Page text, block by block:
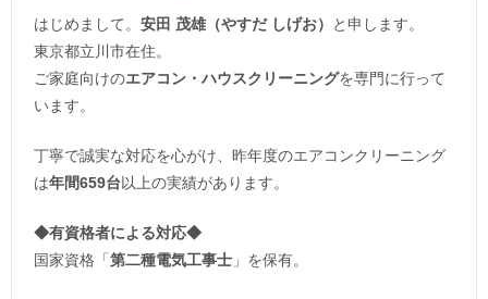
はじめまして。 安田 茂雄（やすだ しげお）
と申します。
東京都立川市在住。
ご家庭向けのエアコン・ハウスクリーニングを専門に行って
います。
丁寧で誠実な対応を心がけ、昨年度のエアコンクリーニング
は年間659台以上の実績があります。
◆有資格者による対応◆
国家資格「第二種電気工事士 」を保有。